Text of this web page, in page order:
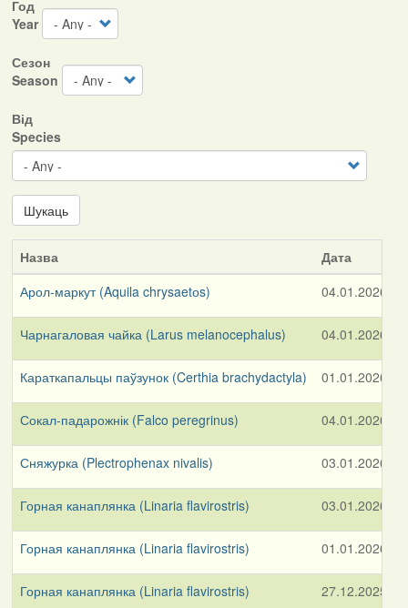
Год
Year
Сезон
Season
Від
Species
Шукаць
Назва Дата
Арол-маркут (Aquila chrysaetоs)
04.01.2026
Чарнагаловая чайка (Larus melanocephalus)
04.01.2026
Караткапальцы паўзунок (Certhia brachydactyla)
01.01.2026
Сокал-падарожнік (Falco peregrinus)
04.01.2026
Сняжурка (Plectrophenax nivalis)
03.01.2026
Горная канаплянка (Linaria flavirostris)
03.01.2026
Горная канаплянка (Linaria flavirostris)
01.01.2026
Горная канаплянка (Linaria flavirostris)
27.12.2025